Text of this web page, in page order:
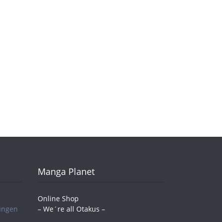
Manga Planet
Online Shop
– We´re all Otakus –